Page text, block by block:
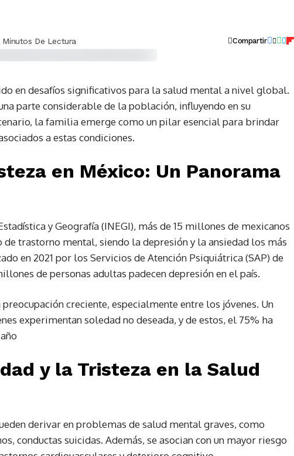
Minutos De Lectura Compartir
en desafíos significativos para la salud mental a nivel global.
parte considerable de la población, influyendo en su
la familia emerge como un pilar esencial para brindar
a estas condiciones.​
en México: Un Panorama
y Geografía (INEGI), más de 15 millones de mexicanos
trastorno mental, siendo la depresión y la ansiedad los más
en 2021 por los Servicios de Atención Psiquiátrica (SAP) de
de personas adultas padecen depresión en el país.
creciente, especialmente entre los jóvenes. Un
experimentan soledad no deseada, y de estos, el 75% ha
y la Tristeza en la Salud
derivar en problemas de salud mental graves, como
conductas suicidas. Además, se asocian con un mayor riesgo